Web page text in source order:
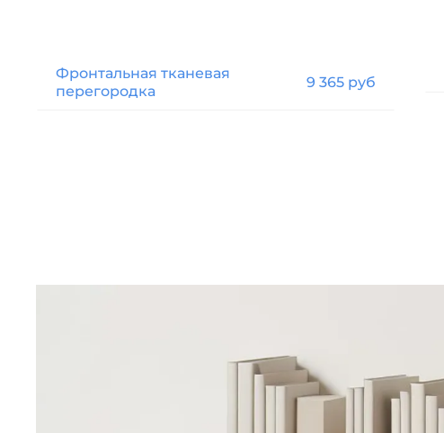
Фронтальная тканевая
перегородка
9 365 руб